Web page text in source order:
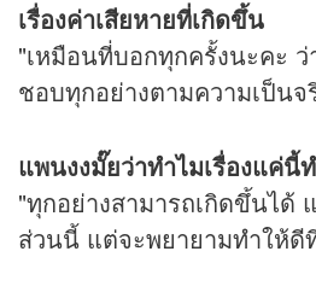
เรื่องค่าเสียหายที่เกิดขึ้น
"เหมือนที่บอกทุกครั้งนะคะ
ชอบทุกอย่างตามความเป็นจ
แพนงงมั๊ยว่าทำไมเรื่องแค่นี้
"ทุกอย่างสามารถเกิดขึ้นได้
ส่วนนี้ แต่จะพยายามทำให้ดี